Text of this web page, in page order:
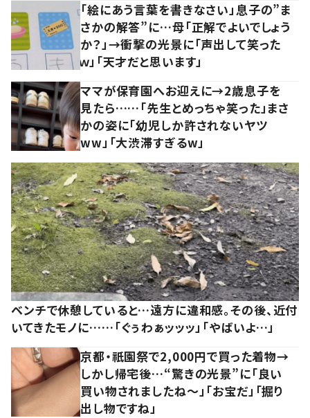
「絵にあう言葉を書きなさい」息子の”ま
さかの解答”に…母「正解でよいでしょう
か？」→衝撃の光景に「声出して笑った
ｗ」「天才だと思います」
ママが保育園へお迎えに→2歳息子を
見たら……「先生とめっちゃ笑った」まさ
かの姿に「幼児しか許されないヤツ
ww」「大渋滞すぎるw」
ベンチで休憩していると…遠方に違和感。その後、近付
いてきたモノに……「ぐぅわぁッッッ」「やばいよ…」
京都・祇園祭で2,000円で買った着物→
しかし帰宅後…“驚きの光景”に「良い
買い物されましたね～」「お宝だ」「掘り
出し物ですね」